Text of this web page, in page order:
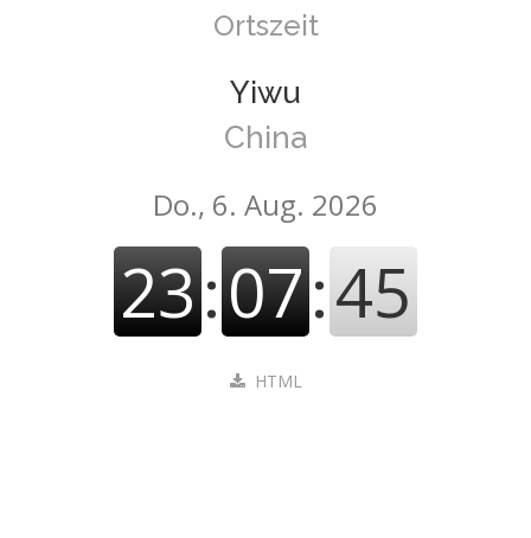
Ortszeit
Yiwu
China
Do., 6. Aug. 2026
23:07:45
HTML